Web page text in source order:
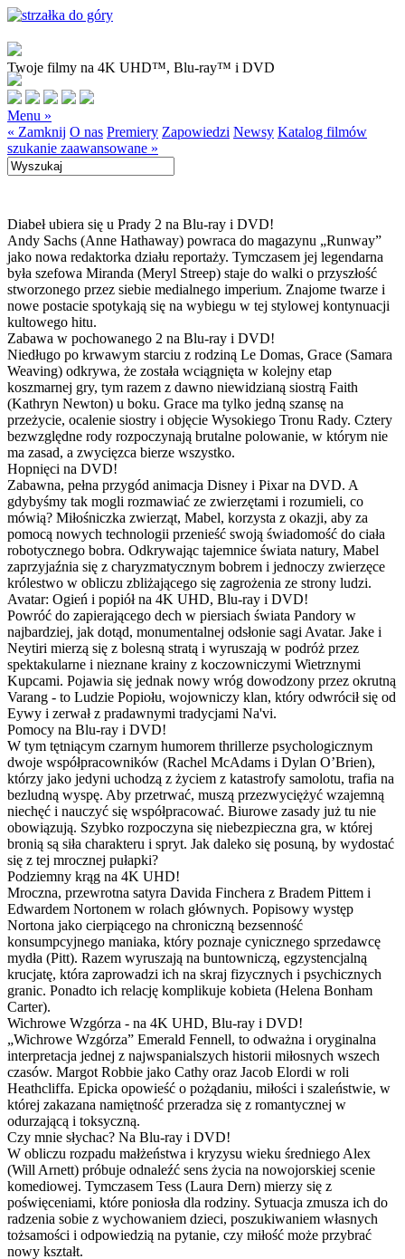
Twoje filmy na 4K UHD™, Blu-ray™ i DVD
Menu »
« Zamknij O nas Premiery Zapowiedzi Newsy Katalog filmów
szukanie zaawansowane »
Diabeł ubiera się u Prady 2 na Blu-ray i DVD!
Andy Sachs (Anne Hathaway) powraca do magazynu „Runway”
jako nowa redaktorka działu reportaży. Tymczasem jej legendarna
była szefowa Miranda (Meryl Streep) staje do walki o przyszłość
stworzonego przez siebie medialnego imperium. Znajome twarze i
nowe postacie spotykają się na wybiegu w tej stylowej kontynuacji
kultowego hitu.
Zabawa w pochowanego 2 na Blu-ray i DVD!
Niedługo po krwawym starciu z rodziną Le Domas, Grace (Samara
Weaving) odkrywa, że została wciągnięta w kolejny etap
koszmarnej gry, tym razem z dawno niewidzianą siostrą Faith
(Kathryn Newton) u boku. Grace ma tylko jedną szansę na
przeżycie, ocalenie siostry i objęcie Wysokiego Tronu Rady. Cztery
bezwzględne rody rozpoczynają brutalne polowanie, w którym nie
ma zasad, a zwycięzca bierze wszystko.
Hopnięci na DVD!
Zabawna, pełna przygód animacja Disney i Pixar na DVD. A
gdybyśmy tak mogli rozmawiać ze zwierzętami i rozumieli, co
mówią? Miłośniczka zwierząt, Mabel, korzysta z okazji, aby za
pomocą nowych technologii przenieść swoją świadomość do ciała
robotycznego bobra. Odkrywając tajemnice świata natury, Mabel
zaprzyjaźnia się z charyzmatycznym bobrem i jednoczy zwierzęce
królestwo w obliczu zbliżającego się zagrożenia ze strony ludzi.
Avatar: Ogień i popiół na 4K UHD, Blu-ray i DVD!
Powróć do zapierającego dech w piersiach świata Pandory w
najbardziej, jak dotąd, monumentalnej odsłonie sagi Avatar. Jake i
Neytiri mierzą się z bolesną stratą i wyruszają w podróż przez
spektakularne i nieznane krainy z koczowniczymi Wietrznymi
Kupcami. Pojawia się jednak nowy wróg dowodzony przez okrutną
Varang - to Ludzie Popiołu, wojowniczy klan, który odwrócił się od
Eywy i zerwał z pradawnymi tradycjami Na'vi.
Pomocy na Blu-ray i DVD!
W tym tętniącym czarnym humorem thrillerze psychologicznym
dwoje współpracowników (Rachel McAdams i Dylan O’Brien),
którzy jako jedyni uchodzą z życiem z katastrofy samolotu, trafia na
bezludną wyspę. Aby przetrwać, muszą przezwyciężyć wzajemną
niechęć i nauczyć się współpracować. Biurowe zasady już tu nie
obowiązują. Szybko rozpoczyna się niebezpieczna gra, w której
bronią są siła charakteru i spryt. Jak daleko się posuną, by wydostać
się z tej mrocznej pułapki?
Podziemny krąg na 4K UHD!
Mroczna, przewrotna satyra Davida Finchera z Bradem Pittem i
Edwardem Nortonem w rolach głównych. Popisowy występ
Nortona jako cierpiącego na chroniczną bezsenność
konsumpcyjnego maniaka, który poznaje cynicznego sprzedawcę
mydła (Pitt). Razem wyruszają na buntowniczą, egzystencjalną
krucjatę, która zaprowadzi ich na skraj fizycznych i psychicznych
granic. Ponadto ich relację komplikuje kobieta (Helena Bonham
Carter).
Wichrowe Wzgórza - na 4K UHD, Blu-ray i DVD!
„Wichrowe Wzgórza” Emerald Fennell, to odważna i oryginalna
interpretacja jednej z najwspanialszych historii miłosnych wszech
czasów. Margot Robbie jako Cathy oraz Jacob Elordi w roli
Heathcliffa. Epicka opowieść o pożądaniu, miłości i szaleństwie, w
której zakazana namiętność przeradza się z romantycznej w
odurzającą i toksyczną.
Czy mnie słychac? Na Blu-ray i DVD!
W obliczu rozpadu małżeństwa i kryzysu wieku średniego Alex
(Will Arnett) próbuje odnaleźć sens życia na nowojorskiej scenie
komediowej. Tymczasem Tess (Laura Dern) mierzy się z
poświęceniami, które poniosła dla rodziny. Sytuacja zmusza ich do
radzenia sobie z wychowaniem dzieci, poszukiwaniem własnych
tożsamości i odpowiedzią na pytanie, czy miłość może przybrać
nowy kształt.